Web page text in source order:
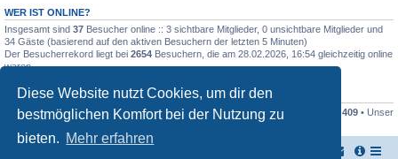
Diese Website nutzt Cookies, um dir den
bestmöglichen Komfort bei der Nutzung zu
bieten. Mehr erfahren
WER IST ONLINE?
Insgesamt sind 37 Besucher online :: 3 sichtbare Mitglieder, 0 unsichtbare Mitglieder und
34 Gäste (basierend auf den aktiven Besuchern der letzten 5 Minuten)
Der Besucherrekord liegt bei 2654 Besuchern, die am 28.02.2026, 16:54 gleichzeitig online
waren.
STATISTIK
Beiträge insgesamt161446• Themen insgesamt17948• Mitglieder insgesamt 409 • Unser
neuestes Mitglied: